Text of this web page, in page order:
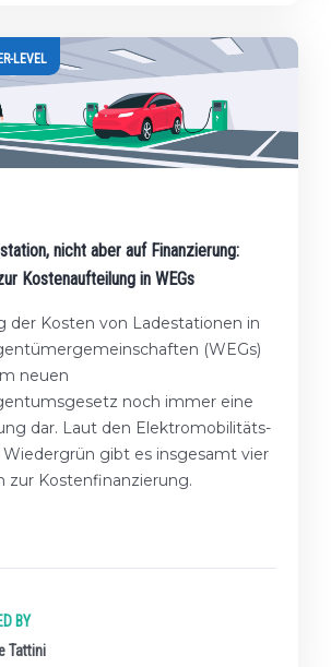
LEVEL
nicht aber auf Finanzierung:
Kostenaufteilung in WEGs
der Kosten von Ladestationen in
(WEGs)
neuen
noch immer eine
dar. Laut den Elektromobilitäts-
Wiedergrün gibt es insgesamt vier
zur Kostenfinanzierung.
BY
Tattini